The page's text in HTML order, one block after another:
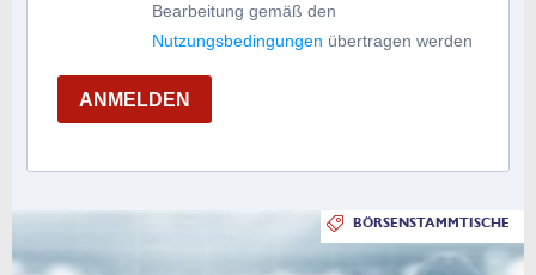
Bearbeitung gemäß den
Nutzungsbedingungen übertragen werden
ANMELDEN
BÖRSENSTAMMTISCHE